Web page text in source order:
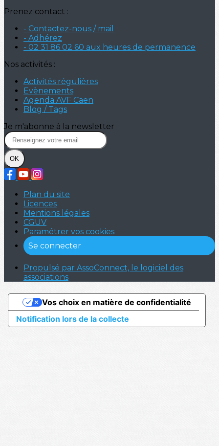
Prenez contact :
- Contactez-nous / mail
- Adhérez
- 02 31 86 02 60 aux heures de permanence
Nos activités :
Activités régulières
Evènements
Agenda AVF Caen
Blog / Tags
Je m'abonne à la newsletter
OK
Plan du site
Licences
Mentions légales
CGUV
Paramétrer vos cookies
Se connecter
Propulsé par AssoConnect, le logiciel des
associations
Notification lors de la collecte
Vos choix en matière de confidentialité